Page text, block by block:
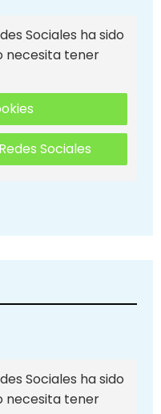
Sociales ha sido
necesita tener
Sociales
Sociales ha sido
necesita tener